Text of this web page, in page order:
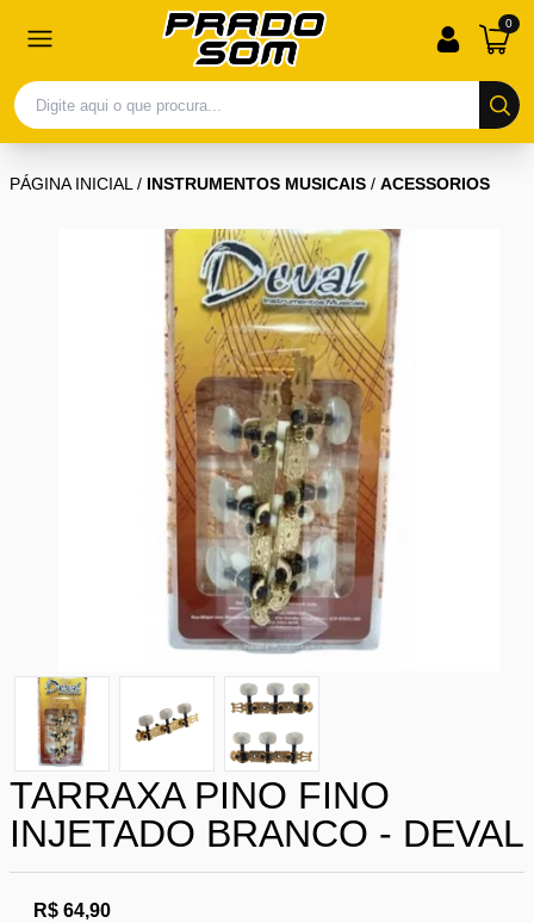
0
PÁGINA INICIAL/ INSTRUMENTOS MUSICAIS / ACESSORIOS
TARRAXA PINO FINO
INJETADO BRANCO - DEVAL
R$ 64,90